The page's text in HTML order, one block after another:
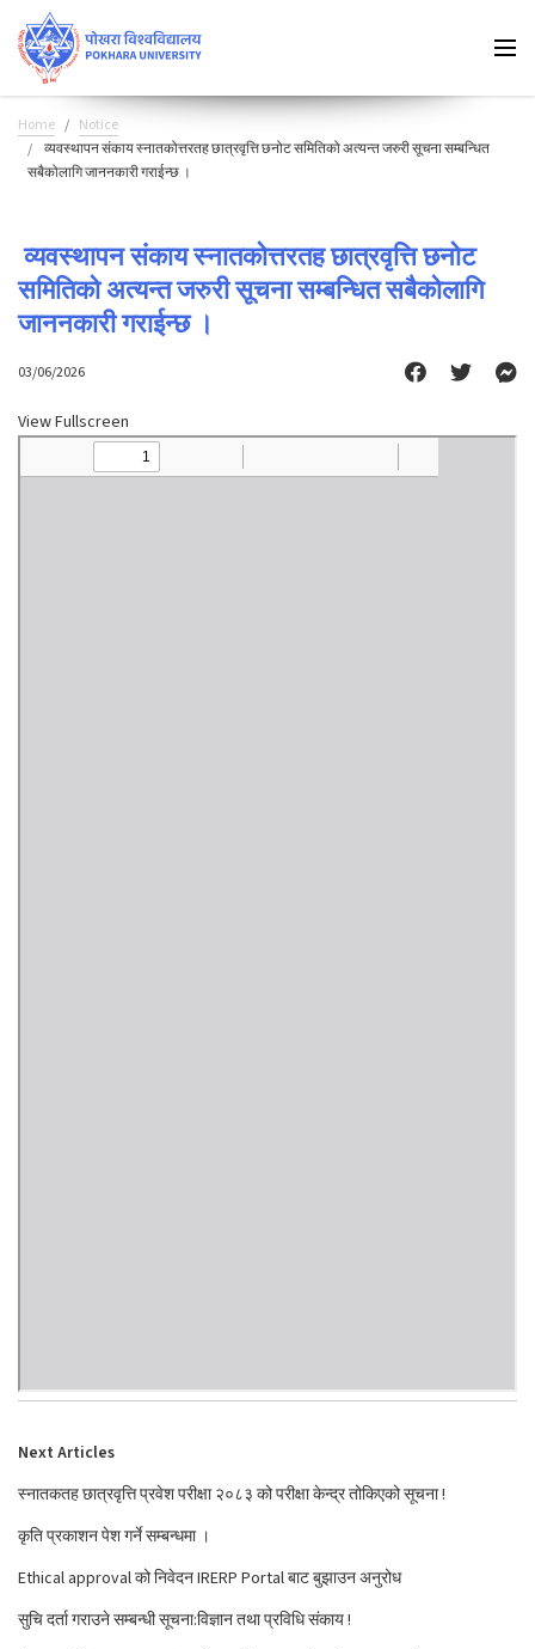
Home
Notice
व्यवस्थापन संकाय स्नातकोत्तरतह छात्रवृत्ति छनोट समितिको अत्यन्त जरुरी सूचना सम्बन्धित
सबैकोलागि जाननकारी गराईन्छ ।
व्यवस्थापन संकाय स्नातकोत्तरतह छात्रवृत्ति छनोट
समितिको अत्यन्त जरुरी सूचना सम्बन्धित सबैकोलागि
जाननकारी गराईन्छ ।
03/06/2026
View Fullscreen
Next Articles
स्नातकतह छात्रवृत्ति प्रवेश परीक्षा २०८३ को परीक्षा केन्द्र तोकिएको सूचना !
कृति प्रकाशन पेश गर्ने सम्बन्धमा ।
Ethical approval को निवेदन IRERP Portal बाट बुझाउन अनुरोध
सुचि दर्ता गराउने सम्बन्धी सूचना:विज्ञान तथा प्रविधि संकाय !